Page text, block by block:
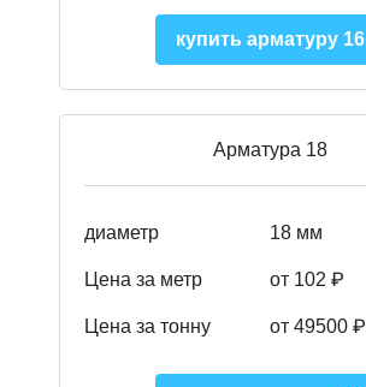
купить арматуру 16
Арматура 18
диаметр 18 мм
Цена за метр от 102 ₽
Цена за тонну от 49500 ₽